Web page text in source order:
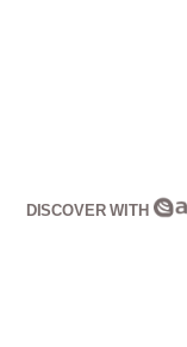
DISCOVER WITH